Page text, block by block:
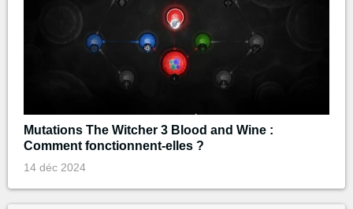
Mutations The Witcher 3 Blood and Wine :
Comment fonctionnent-elles ?
14 déc 2024